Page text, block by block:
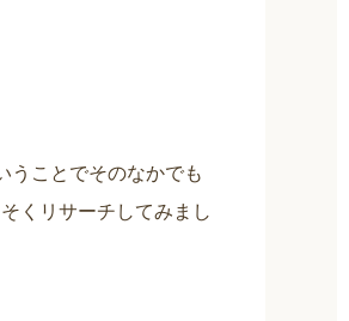
うことでそのなかでも
くリサーチしてみまし